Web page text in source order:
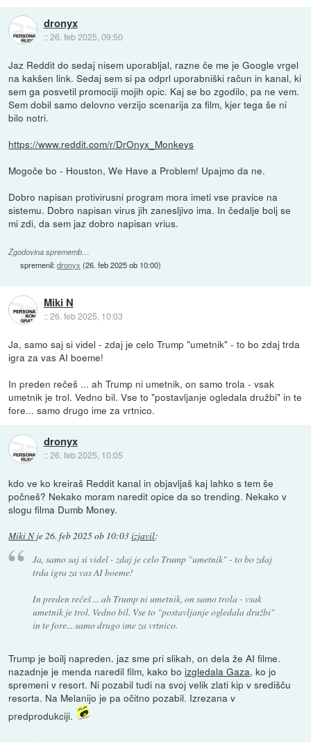
dronyx
::26. feb 2025, 09:50
Jaz Reddit do sedaj nisem uporabljal, razne če me je Google vrgel
na kakšen link. Sedaj sem si pa odprl uporabniški račun in kanal, ki
sem ga posvetil promociji mojih opic. Kaj se bo zgodilo, pa ne vem.
Sem dobil samo delovno verzijo scenarija za film, kjer tega še ni
bilo notri.
https://www.reddit.com/r/DrOnyx_Monkeys
Mogoče bo - Houston, We Have a Problem! Upajmo da ne.
Dobro napisan protivirusni program mora imeti vse pravice na
sistemu. Dobro napisan virus jih zanesljivo ima. In čedalje bolj se
mi zdi, da sem jaz dobro napisan vrius.
Zgodovina sprememb…
spremenil:dronyx (26. feb 2025 ob 10:00)
Miki N
::26. feb 2025, 10:03
Ja, samo saj si videl - zdaj je celo Trump "umetnik" - to bo zdaj trda
igra za vas AI boeme!
In preden rečeš ... ah Trump ni umetnik, on samo trola - vsak
umetnik je trol. Vedno bil. Vse to "postavljanje ogledala družbi" in te
fore... samo drugo ime za vrtnico.
dronyx
::26. feb 2025, 10:05
kdo ve ko kreiraš Reddit kanal in objavljaš kaj lahko s tem še
počneš? Nekako moram naredit opice da so trending. Nekako v
slogu filma Dumb Money.
Miki Nje26. feb 2025 ob 10:03izjavil:
Ja, samo saj si videl - zdaj je celo Trump "umetnik" - to bo zdaj
trda igra za vas AI boeme!
In preden rečeš ... ah Trump ni umetnik, on samo trola - vsak
umetnik je trol. Vedno bil. Vse to "postavljanje ogledala družbi"
in te fore... samo drugo ime za vrtnico.
Trump je boilj napreden. jaz sme pri slikah, on dela že AI filme.
nazadnje je menda naredil film, kako boizgledala Gaza, ko jo
spremeni v resort. Ni pozabil tudi na svoj velik zlati kip v središču
resorta. Na Melanijo je pa očitno pozabil. Izrezana v
predprodukciji.